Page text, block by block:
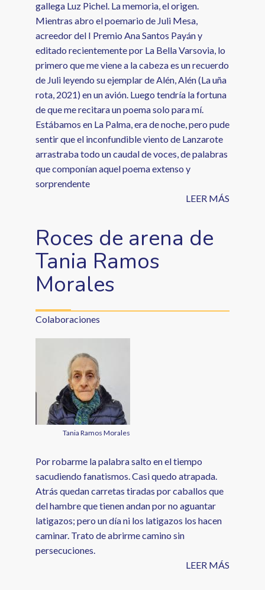
gallega Luz Pichel. La memoria, el origen.
Mientras abro el poemario de Juli Mesa,
acreedor del I Premio Ana Santos Payán y
editado recientemente por La Bella Varsovia, lo
primero que me viene a la cabeza es un recuerdo
de Juli leyendo su ejemplar de Alén, Alén (La uña
rota, 2021) en un avión. Luego tendría la fortuna
de que me recitara un poema solo para mí.
Estábamos en La Palma, era de noche, pero pude
sentir que el inconfundible viento de Lanzarote
arrastraba todo un caudal de voces, de palabras
que componían aquel poema extenso y
sorprendente
LEER MÁS
Roces de arena de
Tania Ramos
Morales
Colaboraciones
Tania Ramos Morales
Por robarme la palabra salto en el tiempo
sacudiendo fanatismos. Casi quedo atrapada.
Atrás quedan carretas tiradas por caballos que
del hambre que tienen andan por no aguantar
latigazos; pero un día ni los latigazos los hacen
caminar. Trato de abrirme camino sin
persecuciones.
LEER MÁS